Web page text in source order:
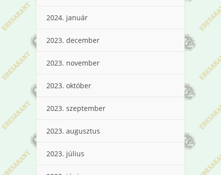
2024. január
2023. december
2023. november
2023. október
2023. szeptember
2023. augusztus
2023. július